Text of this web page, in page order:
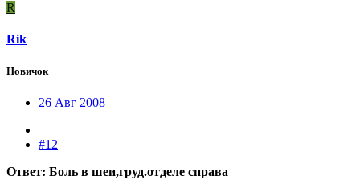
R
Rik
Новичок
26 Авг 2008
#12
Ответ: Боль в шеи,груд.отделе справа